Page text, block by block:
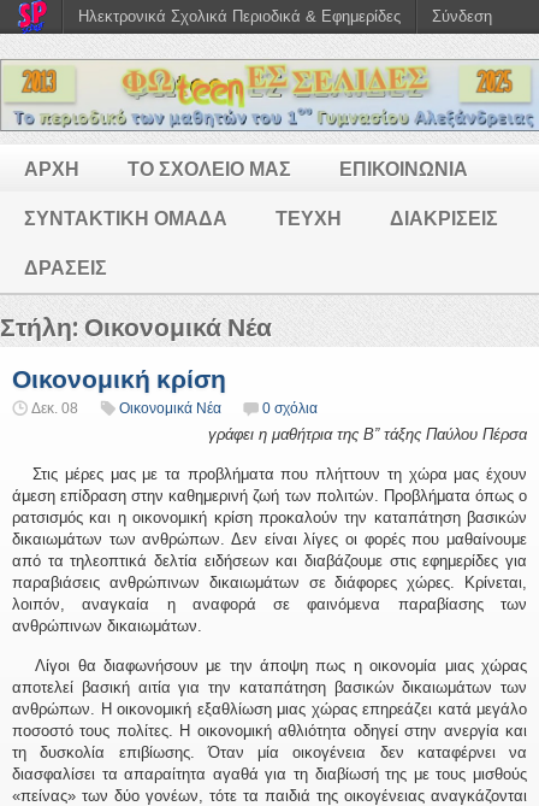
ΑΡΧΗ ΤΟ ΣΧΟΛΕΙΟ ΜΑΣ ΕΠΙΚΟΙΝΩΝΙΑ
ΣΥΝΤΑΚΤΙΚΗ ΟΜΑΔΑ ΤΕΥΧΗ ΔΙΑΚΡΙΣΕΙΣ
ΔΡΑΣΕΙΣ
Στήλη: Οικονομικά Νέα
Οικονομική κρίση
Δεκ. 08 Οικονομικά Νέα 0 σχόλια
γράφει η μαθήτρια της Β” τάξης Παύλου Πέρσα
Στις μέρες μας με τα προβλήματα που πλήττουν τη χώρα μας έχουν
άμεση επίδραση στην καθημερινή ζωή των πολιτών. Προβλήματα όπως ο
ρατσισμός και η οικονομική κρίση προκαλούν την καταπάτηση βασικών
δικαιωμάτων των ανθρώπων. Δεν είναι λίγες οι φορές που μαθαίνουμε
από τα τηλεοπτικά δελτία ειδήσεων και διαβάζουμε στις εφημερίδες για
παραβιάσεις ανθρώπινων δικαιωμάτων σε διάφορες χώρες. Κρίνεται,
λοιπόν, αναγκαία η αναφορά σε φαινόμενα παραβίασης των
ανθρώπινων δικαιωμάτων.
Λίγοι θα διαφωνήσουν με την άποψη πως η οικονομία μιας χώρας
αποτελεί βασική αιτία για την καταπάτηση βασικών δικαιωμάτων των
ανθρώπων. Η οικονομική εξαθλίωση μιας χώρας επηρεάζει κατά μεγάλο
ποσοστό τους πολίτες. Η οικονομική αθλιότητα οδηγεί στην ανεργία και
τη δυσκολία επιβίωσης. Όταν μία οικογένεια δεν καταφέρνει να
διασφαλίσει τα απαραίτητα αγαθά για τη διαβίωσή της με τους μισθούς
«πείνας» των δύο γονέων, τότε τα παιδιά της οικογένειας αναγκάζονται
Ηλεκτρονικά Σχολικά Περιοδικά & Εφημερίδες Σύνδεση